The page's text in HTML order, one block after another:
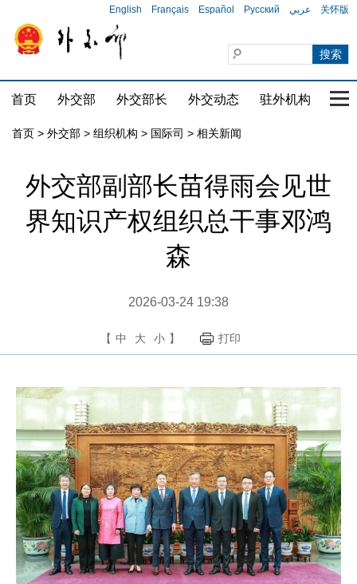
English Français Español Русский عربي 关怀版
首页 外交部 外交部长 外交动态 驻外机构 国
首页 > 外交部 > 组织机构 > 国际司 > 相关新闻
外交部副部长苗得雨会见世
界知识产权组织总干事邓鸿
森
2026-03-24 19:38
【 中 大 小 】 打印